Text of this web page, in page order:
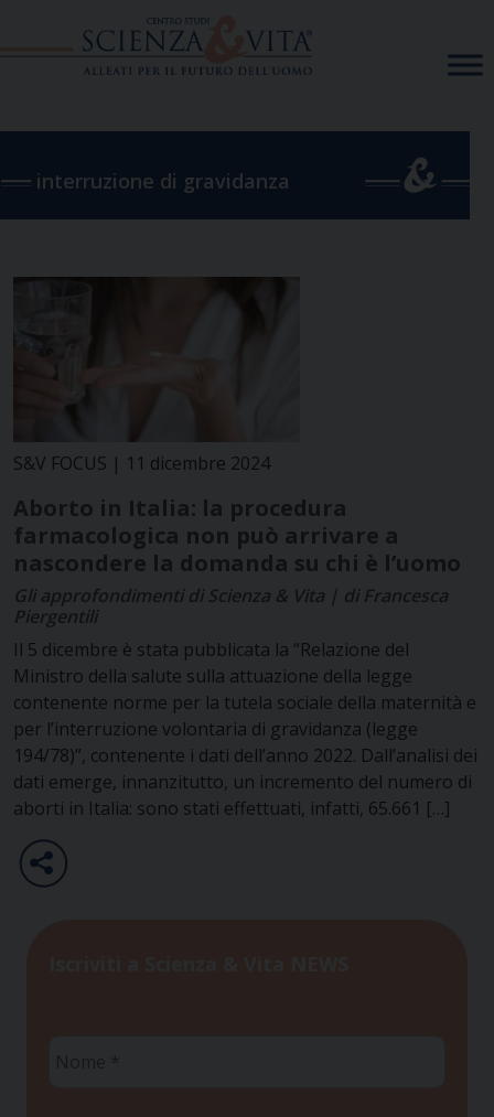
interruzione di gravidanza
S&V FOCUS | 11 dicembre 2024
Aborto in Italia: la procedura
farmacologica non può arrivare a
nascondere la domanda su chi è l’uomo
Gli approfondimenti di Scienza & Vita | di Francesca
Piergentili
Il 5 dicembre è stata pubblicata la “Relazione del
Ministro della salute sulla attuazione della legge
contenente norme per la tutela sociale della maternità e
per l’interruzione volontaria di gravidanza (legge
194/78)”, contenente i dati dell’anno 2022. Dall’analisi dei
dati emerge, innanzitutto, un incremento del numero di
aborti in Italia: sono stati effettuati, infatti, 65.661 […]